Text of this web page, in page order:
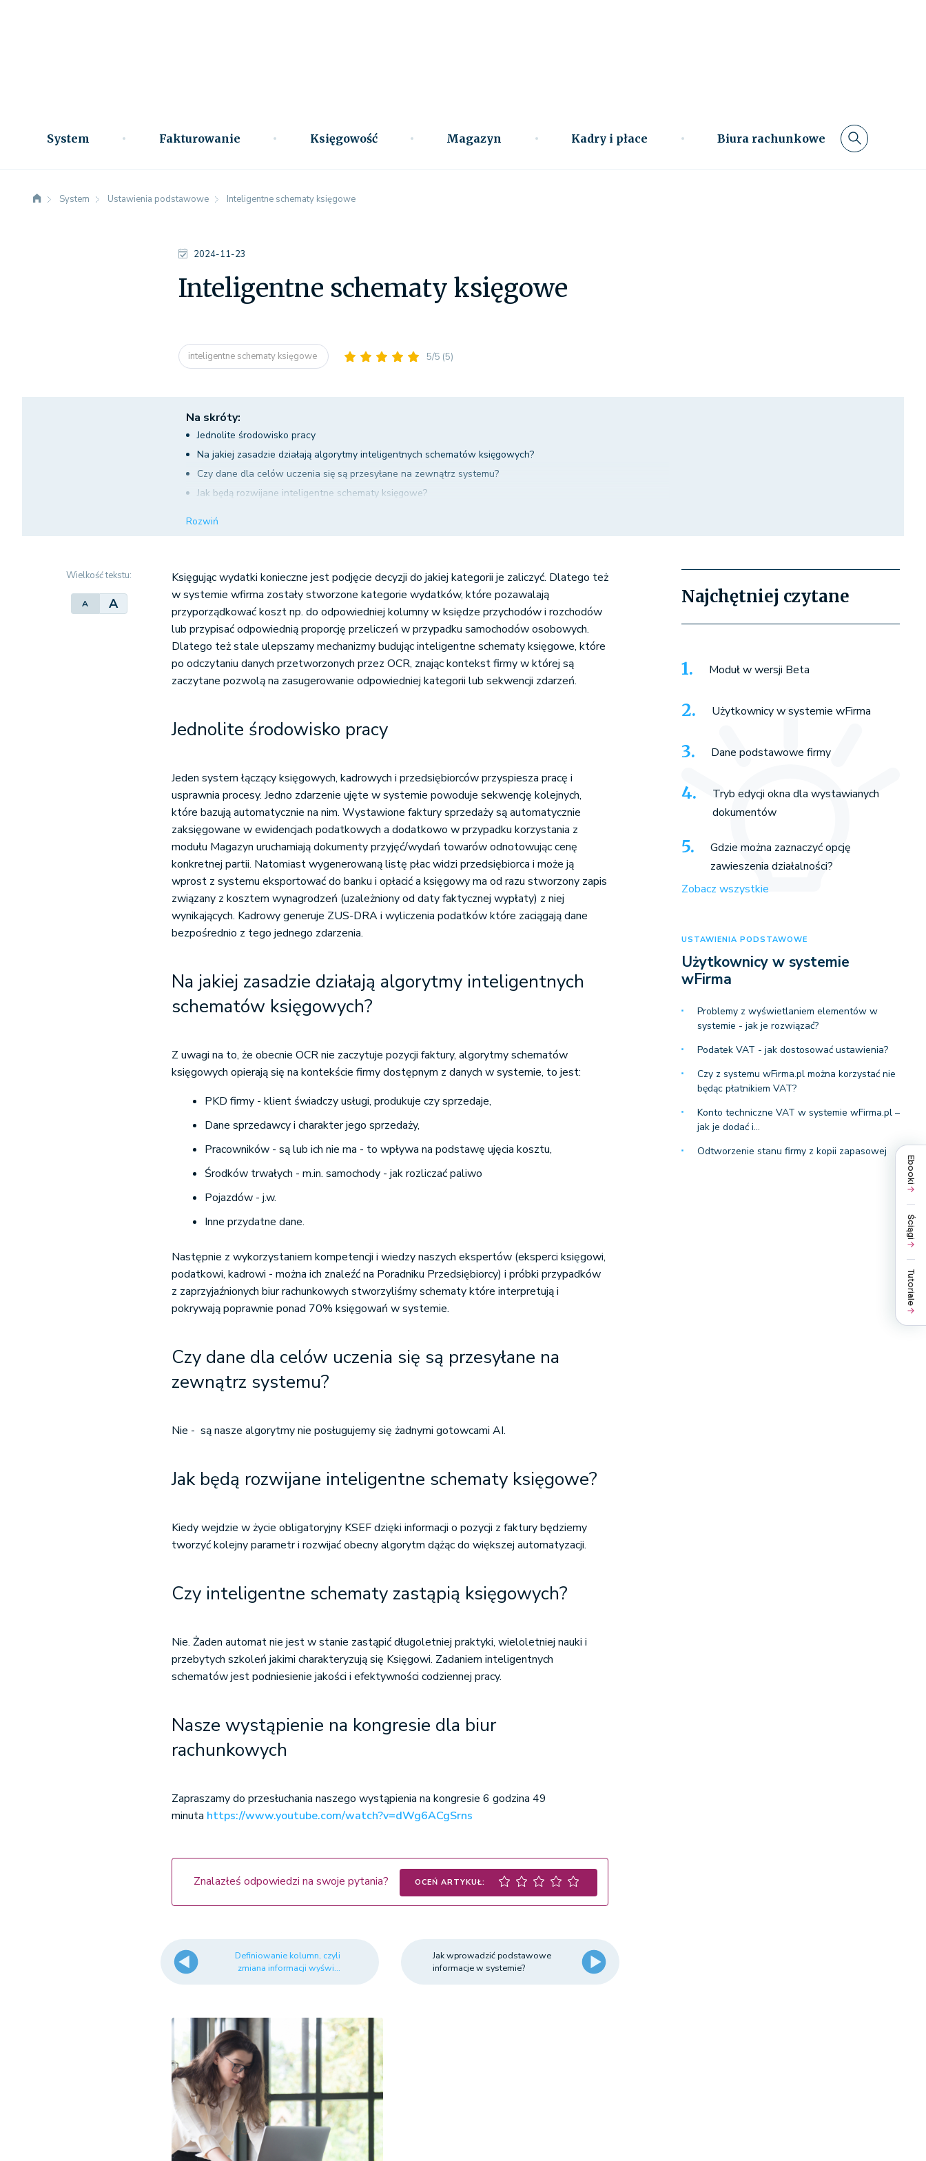
Ebooki
Ściągi
Tutoriale
System Fakturowanie Księgowość Magazyn Kadry i płace Biura rachunkowe
System Ustawienia podstawowe Inteligentne schematy księgowe
2024-11-23
Inteligentne schematy księgowe
inteligentne schematy księgowe 5/5 (5)
Na skróty:
Jednolite środowisko pracy
Na jakiej zasadzie działają algorytmy inteligentnych schematów księgowych?
Czy dane dla celów uczenia się są przesyłane na zewnątrz systemu?
Jak będą rozwijane inteligentne schematy księgowe?
Rozwiń
Wielkość tekstu:
A A
Księgując wydatki konieczne jest podjęcie decyzji do jakiej kategorii je zaliczyć. Dlatego też
w systemie wfirma zostały stworzone kategorie wydatków, które pozawalają
przyporządkować koszt np. do odpowiedniej kolumny w księdze przychodów i rozchodów
lub przypisać odpowiednią proporcję przeliczeń w przypadku samochodów osobowych.
Dlatego też stale ulepszamy mechanizmy budując inteligentne schematy księgowe, które
po odczytaniu danych przetworzonych przez OCR, znając kontekst firmy w której są
zaczytane pozwolą na zasugerowanie odpowiedniej kategorii lub sekwencji zdarzeń.
Jednolite środowisko pracy
Jeden system łączący księgowych, kadrowych i przedsiębiorców przyspiesza pracę i
usprawnia procesy. Jedno zdarzenie ujęte w systemie powoduje sekwencję kolejnych,
które bazują automatycznie na nim. Wystawione faktury sprzedaży są automatycznie
zaksięgowane w ewidencjach podatkowych a dodatkowo w przypadku korzystania z
modułu Magazyn uruchamiają dokumenty przyjęć/wydań towarów odnotowując cenę
konkretnej partii. Natomiast wygenerowaną listę płac widzi przedsiębiorca i może ją
wprost z systemu eksportować do banku i opłacić a księgowy ma od razu stworzony zapis
związany z kosztem wynagrodzeń (uzależniony od daty faktycznej wypłaty) z niej
wynikających. Kadrowy generuje ZUS-DRA i wyliczenia podatków które zaciągają dane
bezpośrednio z tego jednego zdarzenia.
Na jakiej zasadzie działają algorytmy inteligentnych
schematów księgowych?
Z uwagi na to, że obecnie OCR nie zaczytuje pozycji faktury, algorytmy schematów
księgowych opierają się na kontekście firmy dostępnym z danych w systemie, to jest:
PKD firmy - klient świadczy usługi, produkuje czy sprzedaje,
Dane sprzedawcy i charakter jego sprzedaży,
Pracowników - są lub ich nie ma - to wpływa na podstawę ujęcia kosztu,
Środków trwałych - m.in. samochody - jak rozliczać paliwo
Pojazdów - j.w.
Inne przydatne dane.
Następnie z wykorzystaniem kompetencji i wiedzy naszych ekspertów (eksperci księgowi,
podatkowi, kadrowi - można ich znaleźć na Poradniku Przedsiębiorcy) i próbki przypadków
z zaprzyjaźnionych biur rachunkowych stworzyliśmy schematy które interpretują i
pokrywają poprawnie ponad 70% księgowań w systemie.
Czy dane dla celów uczenia się są przesyłane na
zewnątrz systemu?
Nie - są nasze algorytmy nie posługujemy się żadnymi gotowcami AI.
Jak będą rozwijane inteligentne schematy księgowe?
Kiedy wejdzie w życie obligatoryjny KSEF dzięki informacji o pozycji z faktury będziemy
tworzyć kolejny parametr i rozwijać obecny algorytm dążąc do większej automatyzacji.
Czy inteligentne schematy zastąpią księgowych?
Nie. Żaden automat nie jest w stanie zastąpić długoletniej praktyki, wieloletniej nauki i
przebytych szkoleń jakimi charakteryzują się Księgowi. Zadaniem inteligentnych
schematów jest podniesienie jakości i efektywności codziennej pracy.
Nasze wystąpienie na kongresie dla biur
rachunkowych
Zapraszamy do przesłuchania naszego wystąpienia na kongresie 6 godzina 49
minuta https://www.youtube.com/watch?v=dWg6ACgSrns
Znalazłeś odpowiedzi na swoje pytania? OCEŃ ARTYKUŁ:
Definiowanie kolumn, czyli
zmiana informacji wyświ...
Jak wprowadzić podstawowe
informacje w systemie?
Najchętniej czytane
Moduł w wersji Beta
Użytkownicy w systemie wFirma
Dane podstawowe firmy
Tryb edycji okna dla wystawianych
dokumentów
Gdzie można zaznaczyć opcję
zawieszenia działalności?
Zobacz wszystkie
USTAWIENIA PODSTAWOWE
Użytkownicy w systemie
wFirma
Problemy z wyświetlaniem elementów w
systemie - jak je rozwiązać?
Podatek VAT - jak dostosować ustawienia?
Czy z systemu wFirma.pl można korzystać nie
będąc płatnikiem VAT?
Konto techniczne VAT w systemie wFirma.pl –
jak je dodać i…
Odtworzenie stanu firmy z kopii zapasowej